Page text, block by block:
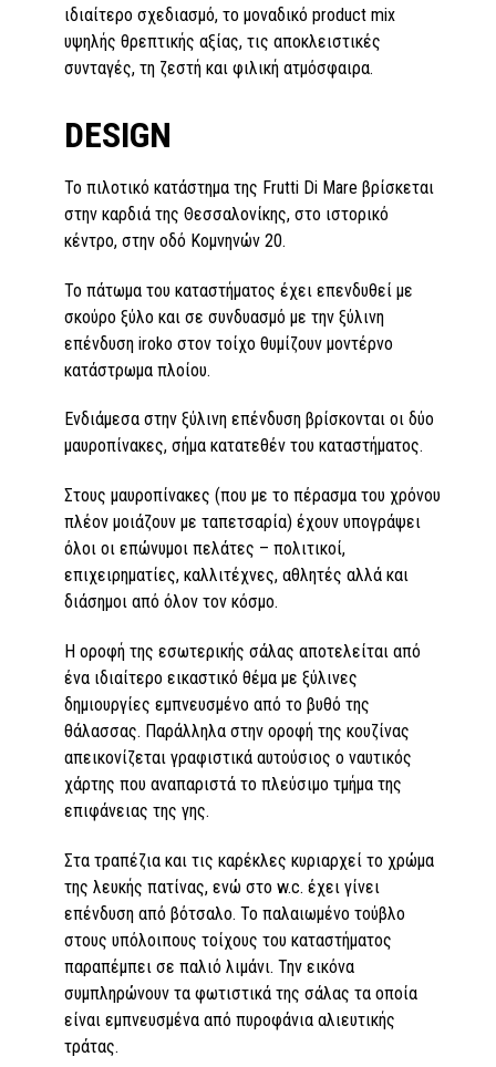
ιδιαίτερο σχεδιασμό, το μοναδικό product mix
υψηλής θρεπτικής αξίας, τις αποκλειστικές
συνταγές, τη ζεστή και φιλική ατμόσφαιρα.
DESIGN
Το πιλοτικό κατάστημα της Frutti Di Mare βρίσκεται
στην καρδιά της Θεσσαλονίκης, στο ιστορικό
κέντρο, στην οδό Κομνηνών 20.
Το πάτωμα του καταστήματος έχει επενδυθεί με
σκούρο ξύλο και σε συνδυασμό με την ξύλινη
επένδυση iroko στον τοίχο θυμίζουν μοντέρνο
κατάστρωμα πλοίου.
Ενδιάμεσα στην ξύλινη επένδυση βρίσκονται οι δύο
μαυροπίνακες, σήμα κατατεθέν του καταστήματος.
Στους μαυροπίνακες (που με το πέρασμα του χρόνου
πλέον μοιάζουν με ταπετσαρία) έχουν υπογράψει
όλοι οι επώνυμοι πελάτες – πολιτικοί,
επιχειρηματίες, καλλιτέχνες, αθλητές αλλά και
διάσημοι από όλον τον κόσμο.
Η οροφή της εσωτερικής σάλας αποτελείται από
ένα ιδιαίτερο εικαστικό θέμα με ξύλινες
δημιουργίες εμπνευσμένο από το βυθό της
θάλασσας. Παράλληλα στην οροφή της κουζίνας
απεικονίζεται γραφιστικά αυτούσιος ο ναυτικός
χάρτης που αναπαριστά το πλεύσιμο τμήμα της
επιφάνειας της γης.
Στα τραπέζια και τις καρέκλες κυριαρχεί το χρώμα
της λευκής πατίνας, ενώ στο w.c. έχει γίνει
επένδυση από βότσαλο. Το παλαιωμένο τούβλο
στους υπόλοιπους τοίχους του καταστήματος
παραπέμπει σε παλιό λιμάνι. Την εικόνα
συμπληρώνουν τα φωτιστικά της σάλας τα οποία
είναι εμπνευσμένα από πυροφάνια αλιευτικής
τράτας.